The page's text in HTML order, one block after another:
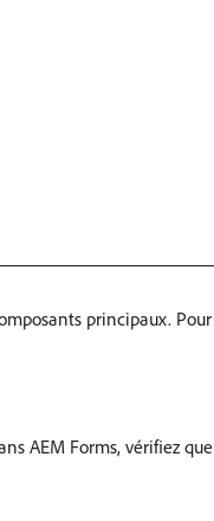
principaux.
AEM Forms, vérifiez